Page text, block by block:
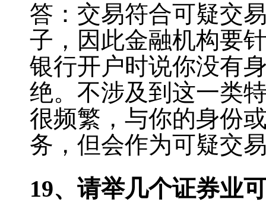
答：交易符合可疑交
子，因此金融机构要
银行开户时说你没有
绝。不涉及到这一类
很频繁，与你的身份
务，但会作为可疑交
19、请举几个证券业